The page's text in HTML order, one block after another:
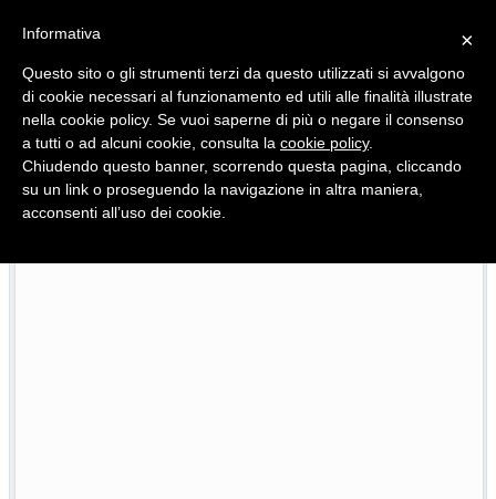
Quotidiano d'informazione distribuito in Molise con
×
Informativa
Questo sito o gli strumenti terzi da questo utilizzati si avvalgono
di cookie necessari al funzionamento ed utili alle finalità illustrate
nella cookie policy. Se vuoi saperne di più o negare il consenso
a tutti o ad alcuni cookie, consulta la cookie policy.
Chiudendo questo banner, scorrendo questa pagina, cliccando
su un link o proseguendo la navigazione in altra maniera,
acconsenti all’uso dei cookie.